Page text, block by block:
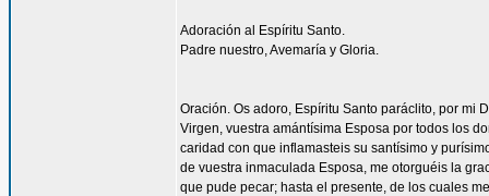
Adoración al Espíritu Santo.
Padre nuestro, Avemaría y Gloria.
Oración. Os adoro, Espíritu Santo paráclito, por mi
Virgen, vuestra amántísima Esposa por todos los
caridad con que inflamasteis su santísimo y
de vuestra inmaculada Esposa, me otorguéis la
que pude pecar; hasta el presente, de los cuales